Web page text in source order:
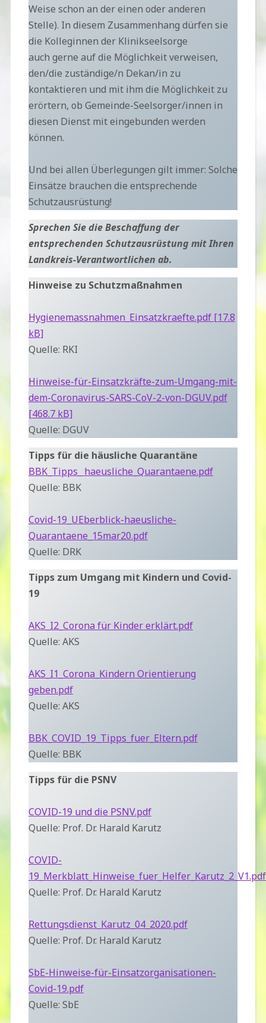
Weise schon an der einen oder anderen
Stelle). In diesem Zusammenhang dürfen sie
die Kolleginnen der Klinikseelsorge
auch gerne auf die Möglichkeit verweisen,
den/die zuständige/n Dekan/in zu
kontaktieren und mit ihm die Möglichkeit zu
erörtern, ob Gemeinde-Seelsorger/innen in
diesen Dienst mit eingebunden werden
können.
Und bei allen Überlegungen gilt immer: Solche
Einsätze brauchen die entsprechende
Schutzausrüstung!
Sprechen Sie die Beschaffung der
entsprechenden Schutzausrüstung mit Ihren
Landkreis-Verantwortlichen ab.
Hinweise zu Schutzmaßnahmen
Hygienemassnahmen_Einsatzkraefte.pdf [17.8
kB]
Quelle: RKI
Hinweise-für-Einsatzkräfte-zum-Umgang-mit-
dem-Coronavirus-SARS-CoV-2-von-DGUV.pdf
[468.7 kB]
Quelle: DGUV
Tipps für die häusliche Quarantäne
BBK_Tipps_ haeusliche_Quarantaene.pdf
Quelle: BBK
Covid-19_UEberblick-haeusliche-
Quarantaene_15mar20.pdf
Quelle: DRK
Tipps zum Umgang mit Kindern und Covid-
19
AKS_I2_Corona für Kinder erklärt.pdf
Quelle: AKS
AKS_I1_Corona_Kindern Orientierung
geben.pdf
Quelle: AKS
BBK_COVID_19_Tipps_fuer_Eltern.pdf
Quelle: BBK
Tipps für die PSNV
COVID-19 und die PSNV.pdf
Quelle: Prof. Dr. Harald Karutz
COVID-
19_Merkblatt_Hinweise_fuer_Helfer_Karutz_2_V1.pdf
Quelle: Prof. Dr. Harald Karutz
Rettungsdienst_Karutz_04_2020.pdf
Quelle: Prof. Dr. Harald Karutz
SbE-Hinweise-für-Einsatzorganisationen-
Covid-19.pdf
Quelle: SbE